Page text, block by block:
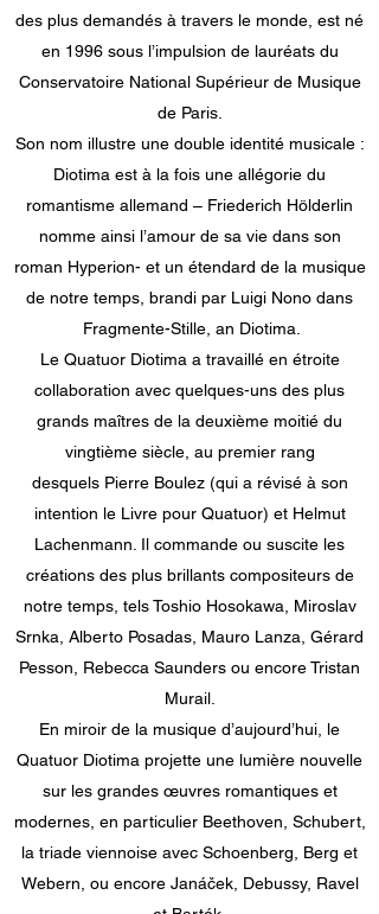
des plus demandés à travers le monde, est né
en 1996 sous l’impulsion de lauréats du
Conservatoire National Supérieur de Musique
de Paris.
Son nom illustre une double identité musicale :
Diotima est à la fois une allégorie du
romantisme allemand – Friederich Hölderlin
nomme ainsi l’amour de sa vie dans son
roman Hyperion- et un étendard de la musique
de notre temps, brandi par Luigi Nono dans
Fragmente-Stille, an Diotima.
Le Quatuor Diotima a travaillé en étroite
collaboration avec quelques-uns des plus
grands maîtres de la deuxième moitié du
vingtième siècle, au premier rang
desquels Pierre Boulez (qui a révisé à son
intention le Livre pour Quatuor) et Helmut
Lachenmann. Il commande ou suscite les
créations des plus brillants compositeurs de
notre temps, tels Toshio Hosokawa, Miroslav
Srnka, Alberto Posadas, Mauro Lanza, Gérard
Pesson, Rebecca Saunders ou encore Tristan
Murail.
En miroir de la musique d’aujourd’hui, le
Quatuor Diotima projette une lumière nouvelle
sur les grandes œuvres romantiques et
modernes, en particulier Beethoven, Schubert,
la triade viennoise avec Schoenberg, Berg et
Webern, ou encore Janáček, Debussy, Ravel